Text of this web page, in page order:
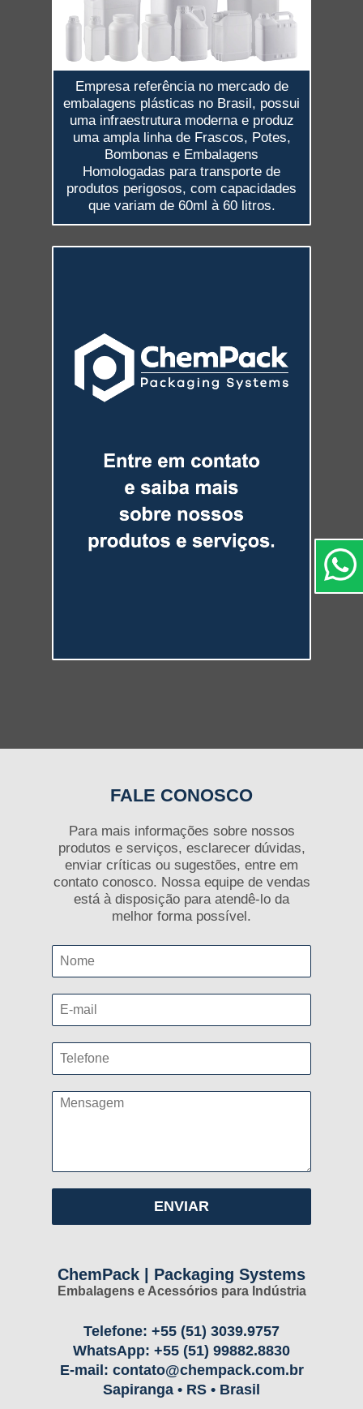
Empresa referência no mercado de
embalagens plásticas no Brasil, possui
uma infraestrutura moderna e produz
uma ampla linha de Frascos, Potes,
Bombonas e Embalagens
Homologadas para transporte de
produtos perigosos, com capacidades
que variam de 60ml à 60 litros.
FALE CONOSCO
Para mais informações sobre nossos
produtos e serviços, esclarecer dúvidas,
enviar críticas ou sugestões, entre em
contato conosco. Nossa equipe de vendas
está à disposição para atendê-lo da
melhor forma possível.
ChemPack | Packaging Systems
Embalagens e Acessórios para Indústria
Telefone: +55 (51) 3039.9757
WhatsApp: +55 (51) 99882.8830
E-mail: contato@chempack.com.br
Sapiranga • RS • Brasil